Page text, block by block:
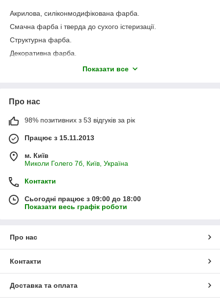
Акрилова, силіконмодифікована фарба.
Смачна фарба і тверда до сухого істеризації.
Структурна фарба.
Декоративна фарба.
Показати все
Про нас
98% позитивних з 53 відгуків за рік
Працює з 15.11.2013
м. Київ
Миколи Голего 7б, Київ, Україна
Контакти
Сьогодні працює з 09:00 до 18:00
Показати весь графік роботи
Про нас
Контакти
Доставка та оплата